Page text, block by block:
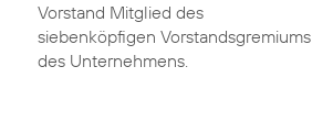
Vorstand Mitglied des
siebenköpfigen Vorstandsgremiums
des Unternehmens.